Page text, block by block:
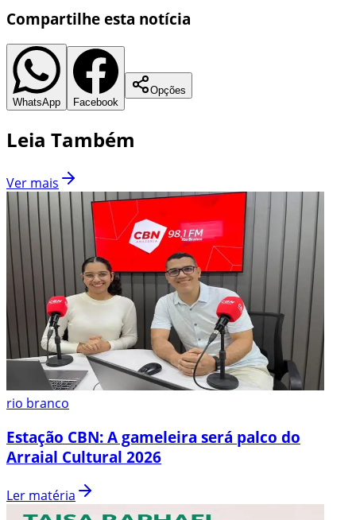
Compartilhe esta notícia
WhatsApp Facebook
Opções
Leia Também
Ver mais
rio branco
Estação CBN: A gameleira será palco do
Arraial Cultural 2026
Ler matéria